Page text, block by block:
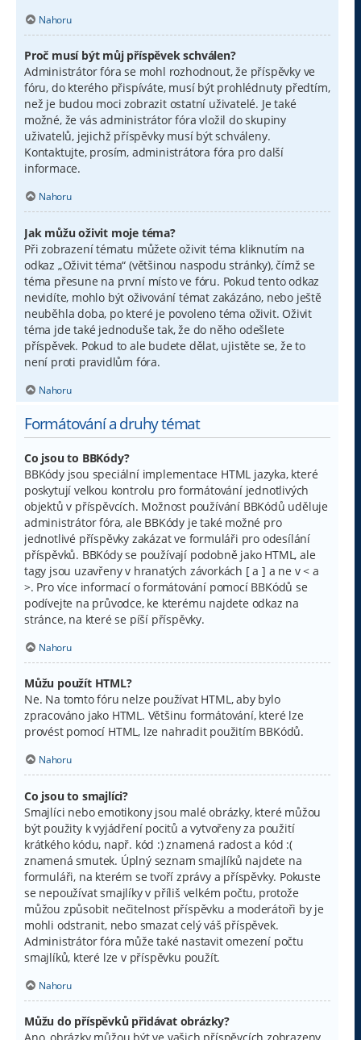
Nahoru
Proč musí být můj příspěvek schválen?
Administrátor fóra se mohl rozhodnout, že příspěvky ve
fóru, do kterého přispíváte, musí být prohlédnuty předtím,
než je budou moci zobrazit ostatní uživatelé. Je také
možné, že vás administrátor fóra vložil do skupiny
uživatelů, jejichž příspěvky musí být schváleny.
Kontaktujte, prosím, administrátora fóra pro další
informace.
Nahoru
Jak můžu oživit moje téma?
Při zobrazení tématu můžete oživit téma kliknutím na
odkaz „Oživit téma“ (většinou naspodu stránky), čímž se
téma přesune na první místo ve fóru. Pokud tento odkaz
nevidíte, mohlo být oživování témat zakázáno, nebo ještě
neuběhla doba, po které je povoleno téma oživit. Oživit
téma jde také jednoduše tak, že do něho odešlete
příspěvek. Pokud to ale budete dělat, ujistěte se, že to
není proti pravidlům fóra.
Nahoru
Formátování a druhy témat
Co jsou to BBKódy?
BBKódy jsou speciální implementace HTML jazyka, které
poskytují velkou kontrolu pro formátování jednotlivých
objektů v příspěvcích. Možnost používání BBKódů uděluje
administrátor fóra, ale BBKódy je také možné pro
jednotlivé příspěvky zakázat ve formuláři pro odesílání
příspěvků. BBKódy se používají podobně jako HTML, ale
tagy jsou uzavřeny v hranatých závorkách [ a ] a ne v < a
>. Pro více informací o formátování pomocí BBKódů se
podívejte na průvodce, ke kterému najdete odkaz na
stránce, na které se píší příspěvky.
Nahoru
Můžu použít HTML?
Ne. Na tomto fóru nelze používat HTML, aby bylo
zpracováno jako HTML. Většinu formátování, které lze
provést pomocí HTML, lze nahradit použitím BBKódů.
Nahoru
Co jsou to smajlíci?
Smajlíci nebo emotikony jsou malé obrázky, které můžou
být použity k vyjádření pocitů a vytvořeny za použití
krátkého kódu, např. kód :) znamená radost a kód :(
znamená smutek. Úplný seznam smajlíků najdete na
formuláři, na kterém se tvoří zprávy a příspěvky. Pokuste
se nepoužívat smajlíky v příliš velkém počtu, protože
můžou způsobit nečitelnost příspěvku a moderátoři by je
mohli odstranit, nebo smazat celý váš příspěvek.
Administrátor fóra může také nastavit omezení počtu
smajlíků, které lze v příspěvku použít.
Nahoru
Můžu do příspěvků přidávat obrázky?